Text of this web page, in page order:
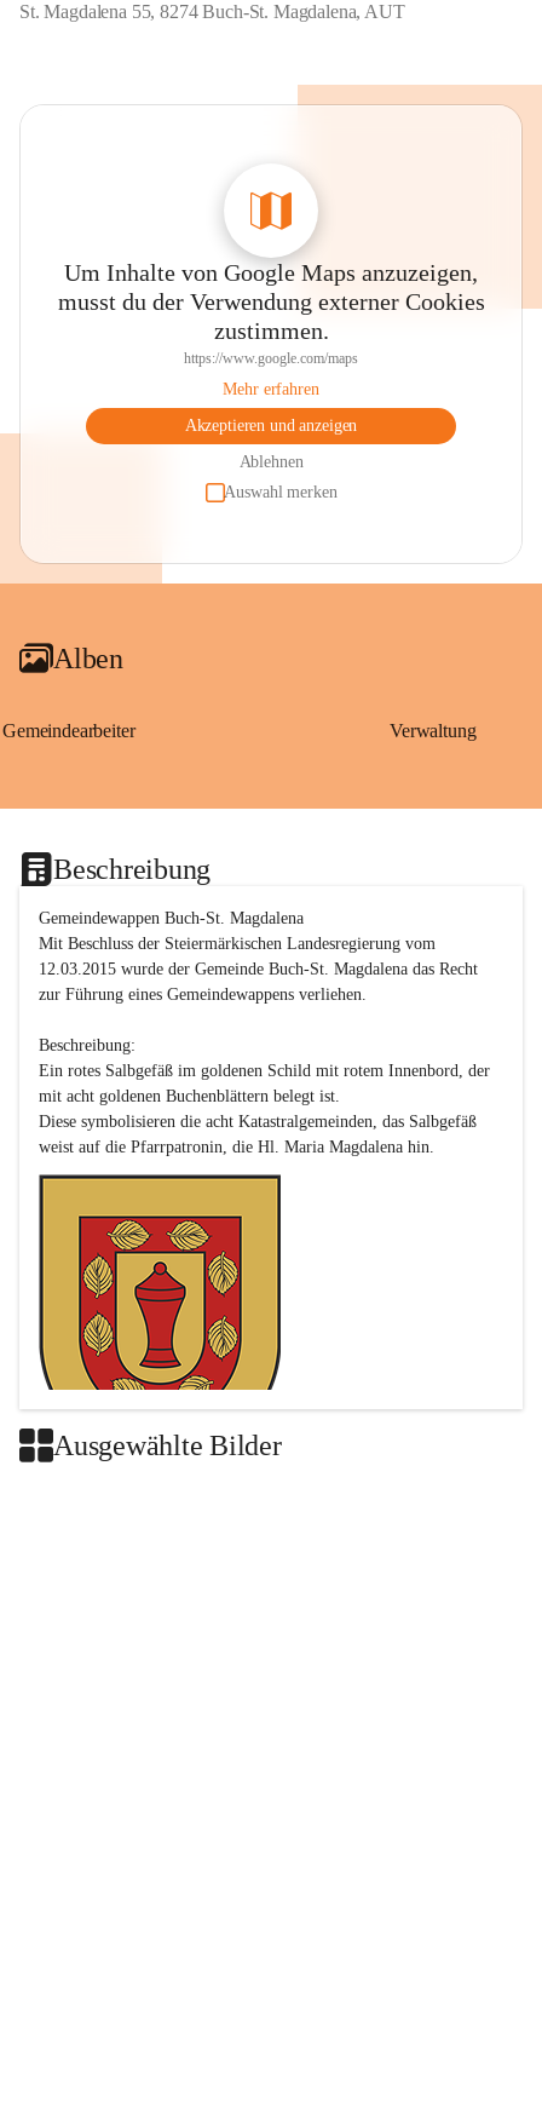
St. Magdalena 55, 8274 Buch-St. Magdalena, AUT
Um Inhalte von Google Maps anzuzeigen,
musst du der Verwendung externer Cookies
zustimmen.
https://www.google.com/maps
Mehr erfahren
Akzeptieren und anzeigen
Ablehnen
Auswahl merken
Alben
Gemeindearbeiter Verwaltung
Beschreibung
Gemeindewappen Buch-St. Magdalena
Mit Beschluss der Steiermärkischen Landesregierung vom
12.03.2015 wurde der Gemeinde Buch-St. Magdalena das Recht
zur Führung eines Gemeindewappens verliehen.
Beschreibung:
Ein rotes Salbgefäß im goldenen Schild mit rotem Innenbord, der
mit acht goldenen Buchenblättern belegt ist.
Diese symbolisieren die acht Katastralgemeinden, das Salbgefäß
Ausgewählte Bilder